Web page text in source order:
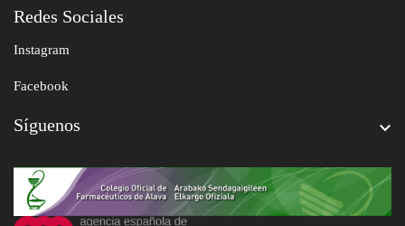
Redes Sociales
Instagram
Facebook
Síguenos 